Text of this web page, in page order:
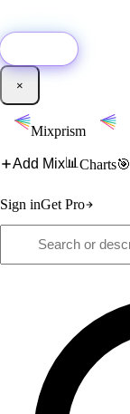
×
Mixprism
Add Mix📊 Charts🎯
Sign inGet Pro